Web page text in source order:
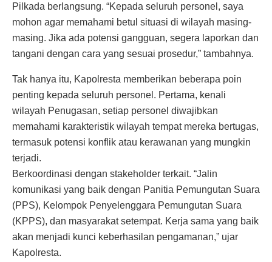
Pilkada berlangsung. “Kepada seluruh personel, saya
mohon agar memahami betul situasi di wilayah masing-
masing. Jika ada potensi gangguan, segera laporkan dan
tangani dengan cara yang sesuai prosedur,” tambahnya.
Tak hanya itu, Kapolresta memberikan beberapa poin
penting kepada seluruh personel. Pertama, kenali
wilayah Penugasan, setiap personel diwajibkan
memahami karakteristik wilayah tempat mereka bertugas,
termasuk potensi konflik atau kerawanan yang mungkin
terjadi.
Berkoordinasi dengan stakeholder terkait. “Jalin
komunikasi yang baik dengan Panitia Pemungutan Suara
(PPS), Kelompok Penyelenggara Pemungutan Suara
(KPPS), dan masyarakat setempat. Kerja sama yang baik
akan menjadi kunci keberhasilan pengamanan,” ujar
Kapolresta.